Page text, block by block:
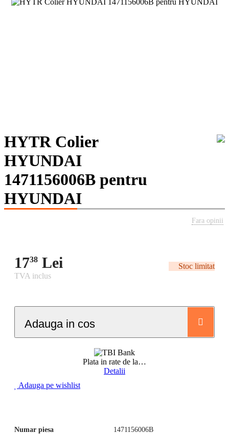
HYTR Colier
HYUNDAI
1471156006B pentru
HYUNDAI
Fara opinii
1738 Lei
Stoc limitat
TVA inclus
Adauga in cos
Plata in rate de la…
Detalii
Adauga pe wishlist
Numar piesa 1471156006B